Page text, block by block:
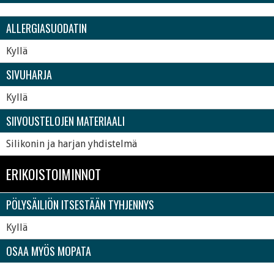
ALLERGIASUODATIN
Kyllä
SIVUHARJA
Kyllä
SIIVOUSTELOJEN MATERIAALI
Silikonin ja harjan yhdistelmä
ERIKOISTOIMINNOT
PÖLYSÄILIÖN ITSESTÄÄN TYHJENNYS
Kyllä
OSAA MYÖS MOPATA